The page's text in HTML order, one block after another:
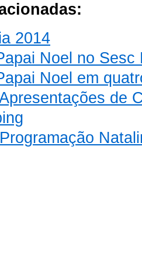
2014
Noel no Sesc
Noel em
de